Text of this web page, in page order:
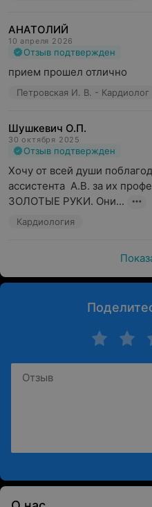
АНАТОЛИЙ
10 апреля 2026
Отзыв подтвержден
прием прошел отлично
Петровская И. В. - Кардиолог
Шушкевич О.П.
30 октября 2025
Отзыв подтвержден
Хочу от всей души
ассистента  А.В. за их
ЗОЛОТЫЕ РУКИ. Они...
Кардиология